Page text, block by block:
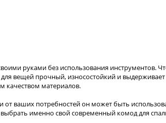
руками без использования
вещей прочный, износостойкий и
качеством материалов.
ваших потребностей он может быть
именно свой современный комод для